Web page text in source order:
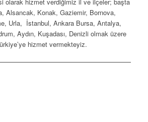
Alsancak, Konak, Gaziemir, Bornova,
Urla, İstanbul, Ankara Bursa, Antalya,
Aydın, Kuşadası, Denizli olmak üzere
hizmet vermekteyiz.